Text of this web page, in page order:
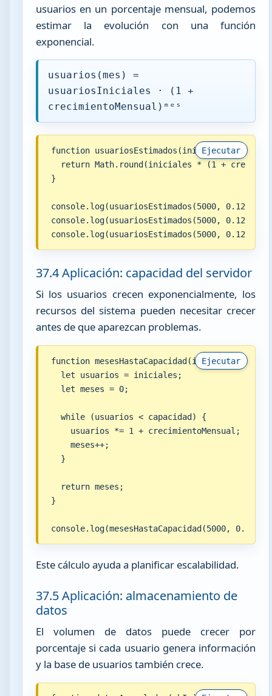
usuarios en un porcentaje mensual, podemos
estimar la evolución con una función
exponencial.
usuarios(mes) =
usuariosIniciales · (1 +
crecimientoMensual)ᵐᵉˢ
Ejecutar
function usuariosEstimados(iniciales,
return Math.round(iniciales * (1 +
}
console.log(usuariosEstimados(5000, 0.12,
console.log(usuariosEstimados(5000, 0.12,
console.log(usuariosEstimados(5000, 0.12,
37.4 Aplicación: capacidad del servidor
Si los usuarios crecen exponencialmente, los
recursos del sistema pueden necesitar crecer
antes de que aparezcan problemas.
Ejecutar
function mesesHastaCapacidad(iniciales,
  let usuarios = iniciales;
  let meses = 0;
  while (usuarios < capacidad) {
    usuarios *= 1 + crecimientoMensual;
    meses++;
  }
  return meses;
}
console.log(mesesHastaCapacidad(5000, 0.12,
Este cálculo ayuda a planificar escalabilidad.
37.5 Aplicación: almacenamiento de
datos
El volumen de datos puede crecer por
porcentaje si cada usuario genera información
y la base de usuarios también crece.